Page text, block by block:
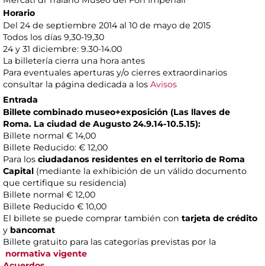
Horario
Del 24 de septiembre 2014 al 10 de mayo de 2015
Todos los días 9,30-19,30
24 y 31 diciembre: 9.30-14.00
La billetería cierra una hora antes
Para eventuales aperturas y/o cierres extraordinarios
consultar la página dedicada a los Avisos
Entrada
Billete combinado museo+exposición (Las llaves de
Roma. La ciudad de Augusto 24.9.14-10.5.15):
Billete normal € 14,00
Billete Reducido: € 12,00
Para los ciudadanos residentes en el territorio de Roma
Capital (mediante la exhibición de un válido documento
que certifique su residencia)
Billete normal € 12,00
Billete Reducido € 10,00
El billete se puede comprar también con tarjeta de crédito
y bancomat
Billete gratuito para las categorías previstas por la
normativa vigente